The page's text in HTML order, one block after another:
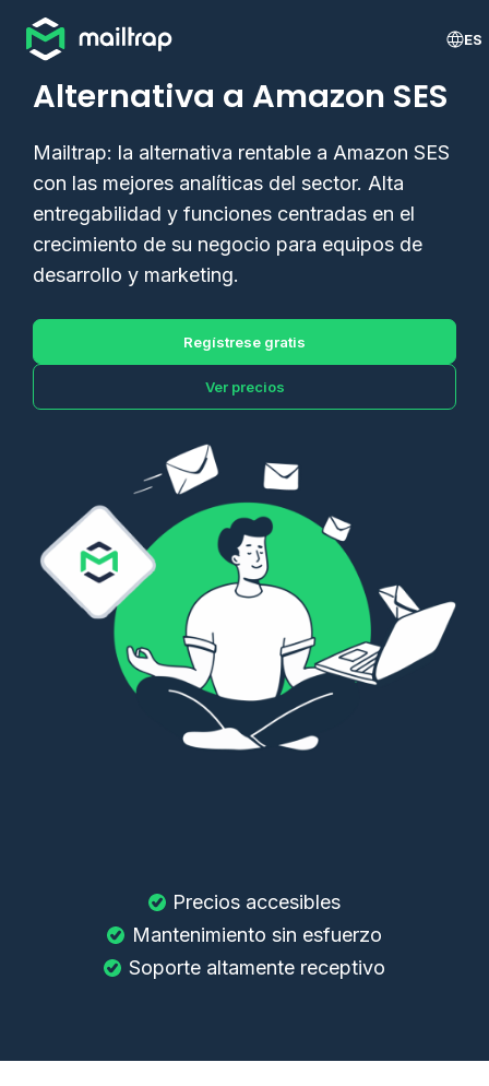
ES
Alternativa a Amazon SES
Mailtrap: la alternativa rentable a Amazon SES
con las mejores analíticas del sector. Alta
entregabilidad y funciones centradas en el
crecimiento de su negocio para equipos de
desarrollo y marketing.
Regístrese gratis
Ver precios
Precios accesibles
Mantenimiento sin esfuerzo
Soporte altamente receptivo